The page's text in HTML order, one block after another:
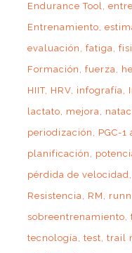
Endurance Tool
Entrenamiento
evaluación
fatiga
Formación
fuerza
HIIT HRV infografía
lactato
mejora
periodización
PGC-1
planificación
pérdida de velocidad
Resistencia
RM
sobreentrenamiento
tecnología test trail